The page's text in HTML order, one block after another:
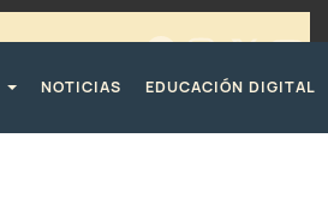
NOTICIAS EDUCACIÓN DIGITAL